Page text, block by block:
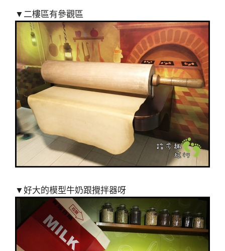
▼二樓區有參觀區
▼好大的模型牛奶跟攪拌器呀